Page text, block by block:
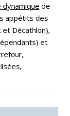
dynamique de
appétits des
Décathlon),
et